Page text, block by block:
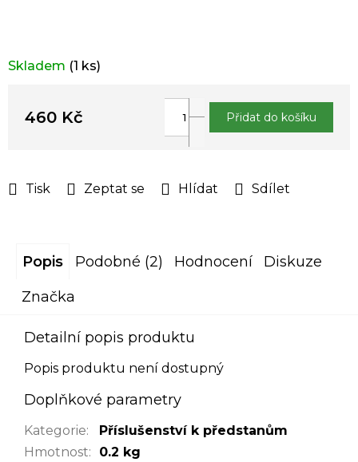
Skladem (1 ks)
Tisk Zeptat se Hlídat Sdílet
460 Kč Přidat do košíku
Popis Podobné (2) Hodnocení
Diskuze
Značka
Detailní popis produktu
Popis produktu není dostupný
Doplňkové parametry
Kategorie:
Příslušenství k předstanům
Hmotnost:
0.2 kg